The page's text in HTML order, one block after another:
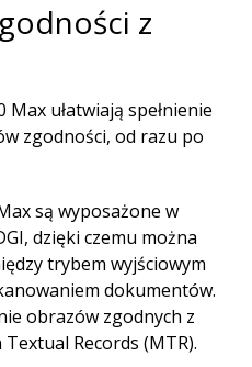
z
Max ułatwiają spełnienie
zgodności, od razu po
są wyposażone w
dzięki czemu można
trybem wyjściowym
dokumentów.
obrazów zgodnych z
Records (MTR).